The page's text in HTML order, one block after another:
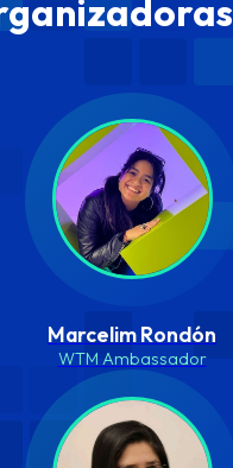
Marcelim Rondón
WTM Ambassador